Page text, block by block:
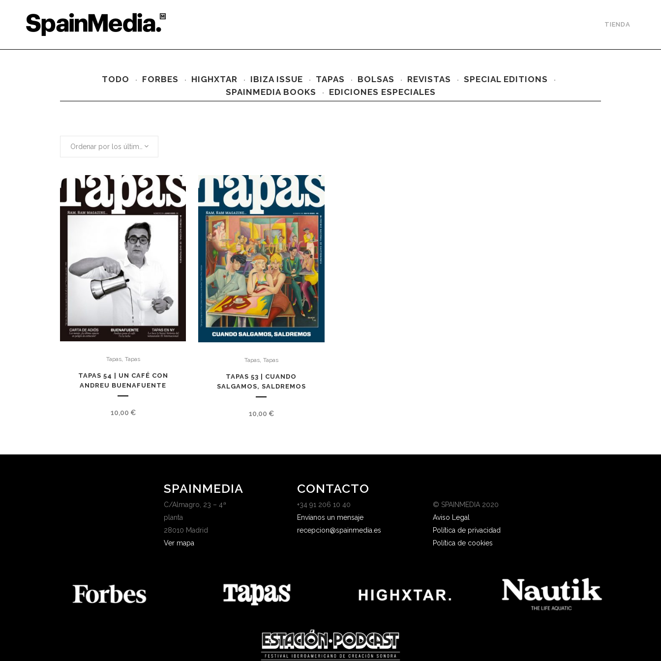
TIENDA
TODO FORBES HIGHXTAR IBIZA ISSUE TAPAS BOLSAS REVISTAS
SPECIAL EDITIONS
SPAINMEDIA BOOKS
EDICIONES ESPECIALES
Tapas, Tapas
TAPAS 54 | UN CAFÉ CON
ANDREU BUENAFUENTE
10,00 €
Tapas, Tapas
TAPAS 53 | CUANDO
SALGAMOS, SALDREMOS
10,00 €
SPAINMEDIA
C/Almagro, 23 – 4ª
planta
28010 Madrid
Ver mapa
CONTACTO
+34 91 206 10 40
Envíanos un mensaje
recepcion@spainmedia.es
© SPAINMEDIA 2020
Aviso Legal
Política de privacidad
Política de cookies